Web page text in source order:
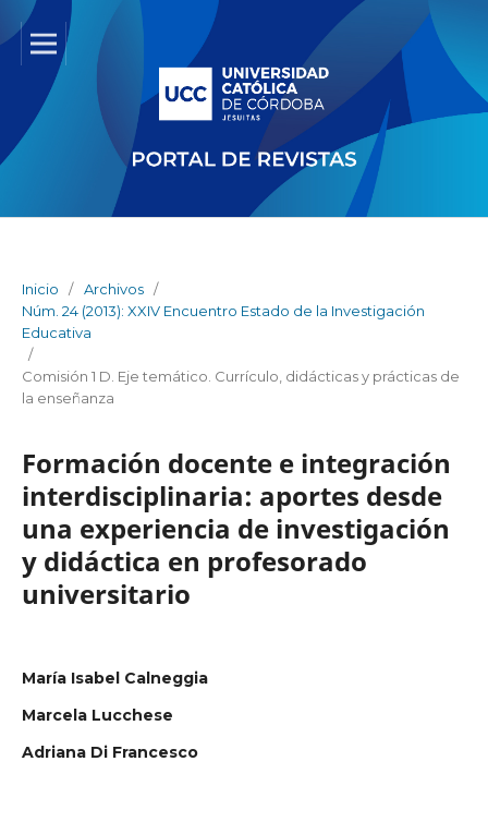
Inicio / Archivos /
Núm. 24 (2013): XXIV Encuentro Estado de la Investigación
Educativa
/
Comisión 1 D. Eje temático. Currículo, didácticas y prácticas de
la enseñanza
Formación docente e integración
interdisciplinaria: aportes desde
una experiencia de investigación
y didáctica en profesorado
universitario
María Isabel Calneggia
Marcela Lucchese
Adriana Di Francesco